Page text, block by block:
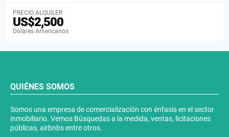
PRECIO ALQUILER
US$2,500
Dólares Americanos
QUIÉNES SOMOS
Somos una empresa de comercialización con énfasis en el sector
inmobiliario. Vemos Búsquedas a la medida, ventas, licitaciones
públicas, airbnbs entre otros.